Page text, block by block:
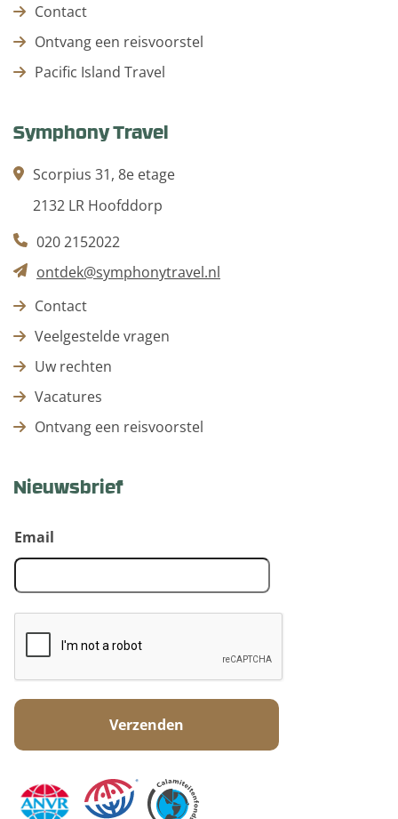
Contact
Ontvang een reisvoorstel
Pacific Island Travel
Symphony Travel
Scorpius 31, 8e etage
2132 LR Hoofddorp
020 2152022
ontdek@symphonytravel.nl
Contact
Veelgestelde vragen
Uw rechten
Vacatures
Ontvang een reisvoorstel
Nieuwsbrief
Email